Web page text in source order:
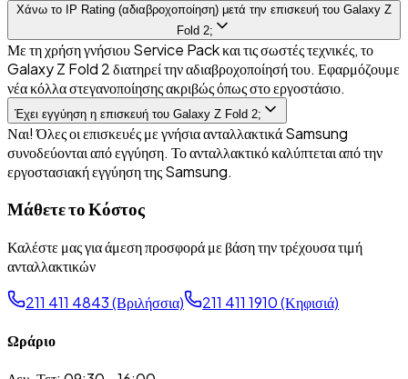
Χάνω το IP Rating (αδιαβροχοποίηση) μετά την επισκευή του Galaxy Z
Fold 2;
Με τη χρήση γνήσιου Service Pack και τις σωστές τεχνικές, το
Galaxy Z Fold 2 διατηρεί την αδιαβροχοποίησή του. Εφαρμόζουμε
νέα κόλλα στεγανοποίησης ακριβώς όπως στο εργοστάσιο.
Έχει εγγύηση η επισκευή του Galaxy Z Fold 2;
Ναι! Όλες οι επισκευές με γνήσια ανταλλακτικά Samsung
συνοδεύονται από εγγύηση. Το ανταλλακτικό καλύπτεται από την
εργοστασιακή εγγύηση της Samsung.
Μάθετε το Κόστος
Καλέστε μας για άμεση προσφορά με βάση την τρέχουσα τιμή
ανταλλακτικών
211 411 4843 (Βριλήσσια)
211 411 1910 (Κηφισιά)
Ωράριο